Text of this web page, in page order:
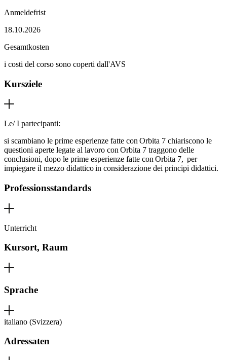
Anmeldefrist
18.10.2026
Gesamtkosten
i costi del corso sono coperti dall'AVS
Kursziele
Le/ I partecipanti:
si scambiano le prime esperienze fatte con Orbita 7 chiariscono le
questioni aperte legate al lavoro con Orbita 7 traggono delle
conclusioni, dopo le prime esperienze fatte con Orbita 7, per
impiegare il mezzo didattico in considerazione dei principi didattici.
Professionsstandards
Unterricht
Kursort, Raum
Sprache
italiano (Svizzera)
Adressaten